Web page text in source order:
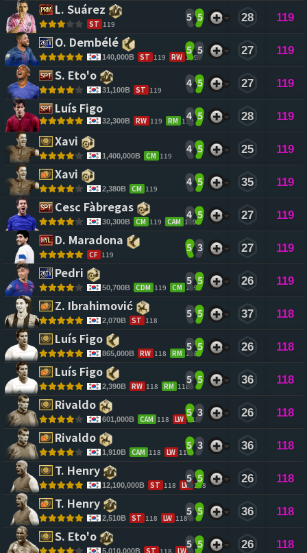
L. Suárez
ST 119
5 5 28 119
O. Dembélé
140,000B ST 119 RW 119
5 5 27 119
S. Eto'o
31,100B ST 119
4 5 27 119
Luís Figo
32,300B RW 119 RM 119
4 5 28 119
Xavi
1,400,000B CM 119
4 5 25 119
Xavi
2,380B CM 119
4 5 35 119
Cesc Fàbregas
30,300B CM 119 CAM 119
4 5 27 119
D. Maradona
CF 119
5 3 27 119
Pedri
50,700B CDM 119 CM 119
5 5 26 119
Z. Ibrahimović
2,070B ST 118
5 5 37 118
Luís Figo
865,000B RW 118 RM 118
5 5 26 118
Luís Figo
2,390B RW 118 RM 118
5 5 36 118
Rivaldo
601,000B CAM 118 LW 118
5 3 26 118
Rivaldo
1,910B CAM 118 LW 118
5 3 36 118
T. Henry
12,100,000B ST 118 LW 118
5 5 26 118
T. Henry
2,510B ST 118 LW 118
5 5 36 118
S. Eto'o
5,010,000B ST 118 LW 118
5 5 26 118